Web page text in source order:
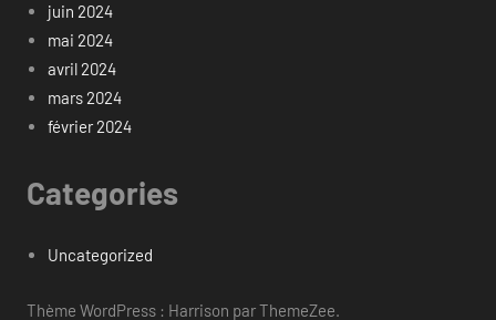
juin 2024
mai 2024
avril 2024
mars 2024
février 2024
Categories
Uncategorized
Thème WordPress : Harrison par ThemeZee.